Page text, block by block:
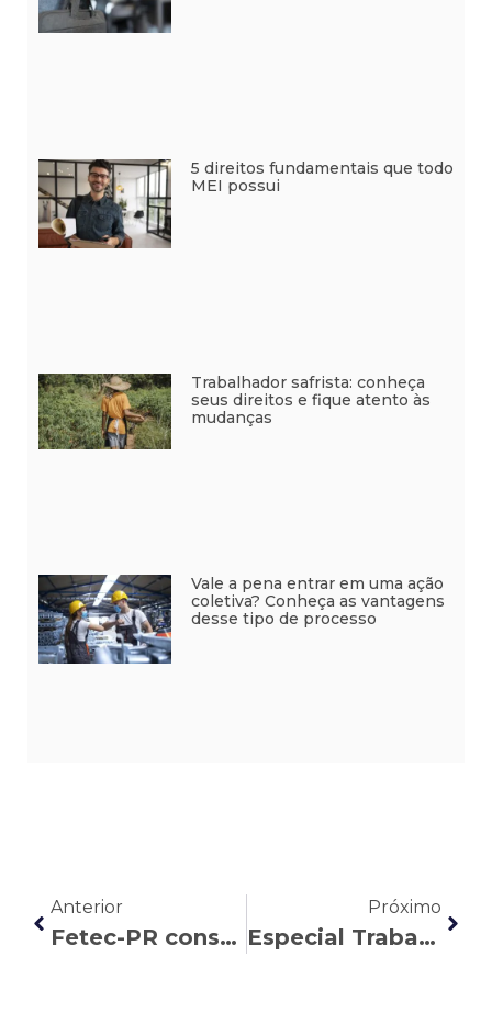
5 direitos fundamentais que todo
MEI possui
Trabalhador safrista: conheça
seus direitos e fique atento às
mudanças
Vale a pena entrar em uma ação
coletiva? Conheça as vantagens
desse tipo de processo
Anterior
Fetec-PR consegue liminar que impede transferências do Banco do Brasil em Curitiba e Região
Próximo
Especial Trabalho Híbrido – O desafio da sustentabilidade